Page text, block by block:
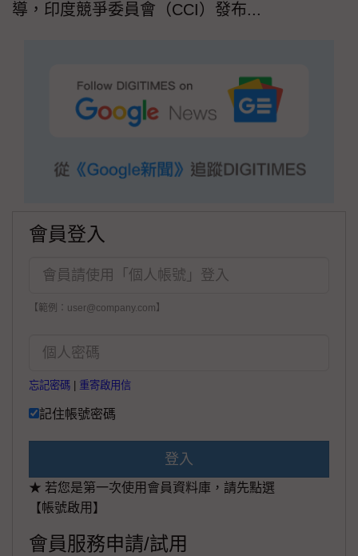
導，印度競爭委員會（CCI）發布...
會員登入
【範例：user@company.com】
忘記密碼 重寄啟用信
記住帳號密碼
登入
★ 若您是第一次使用會員資料庫，請先點選
【帳號啟用】
會員服務申請/試用